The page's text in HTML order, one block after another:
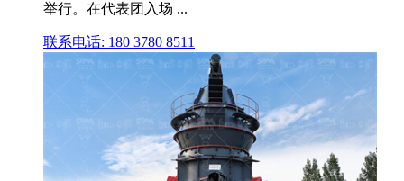
举行。在代表团入场 ...
联系电话: 180 3780 8511